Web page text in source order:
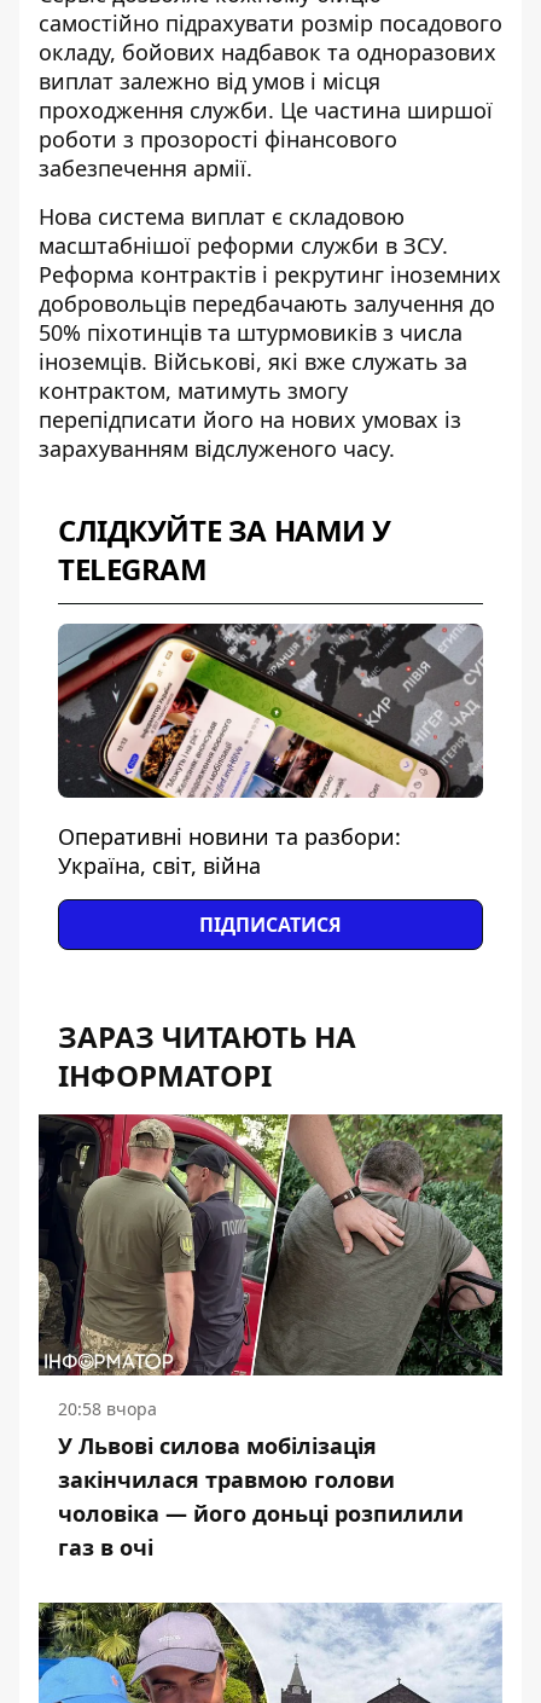
самостійно підрахувати розмір посадового
окладу, бойових надбавок та одноразових
виплат залежно від умов і місця
проходження служби. Це частина ширшої
роботи з прозорості фінансового
забезпечення армії.
Нова система виплат є складовою
масштабнішої реформи служби в ЗСУ.
Реформа контрактів і рекрутинг іноземних
добровольців передбачають залучення до
50% піхотинців та штурмовиків з числа
іноземців. Військові, які вже служать за
контрактом, матимуть змогу
перепідписати його на нових умовах із
зарахуванням відслуженого часу.
СЛІДКУЙТЕ ЗА НАМИ У
TELEGRAM
Оперативні новини та разбори:
Україна, світ, війна
ПІДПИСАТИСЯ
ЗАРАЗ ЧИТАЮТЬ НА
ІНФОРМАТОРІ
20:58 вчора
У Львові силова мобілізація
закінчилася травмою голови
чоловіка — його доньці розпилили
газ в очі